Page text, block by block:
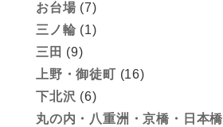
お台場 (7)
三ノ輪 (1)
三田 (9)
上野・御徒町 (16)
下北沢 (6)
丸の内・八重洲・京橋・日本橋